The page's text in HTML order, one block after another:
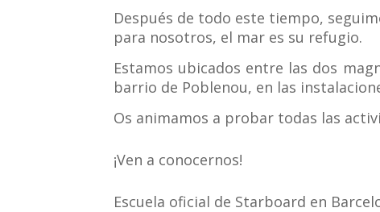
Después de todo este tiempo,
para nosotros, el mar es su refugio.
Estamos ubicados entre las dos
barrio de Poblenou, en las
Os animamos a probar todas las
¡Ven a conocernos!
Escuela oficial de Starboard en